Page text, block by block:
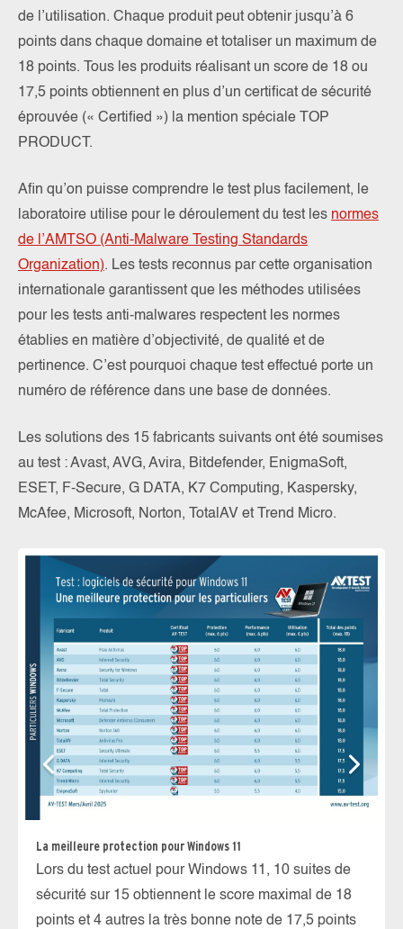
de l’utilisation. Chaque produit peut obtenir jusqu’à 6
points dans chaque domaine et totaliser un maximum de
18 points. Tous les produits réalisant un score de 18 ou
17,5 points obtiennent en plus d’un certificat de sécurité
éprouvée (« Certified ») la mention spéciale TOP
PRODUCT.
Afin qu’on puisse comprendre le test plus facilement, le
laboratoire utilise pour le déroulement du test les normes
de l’AMTSO (Anti-Malware Testing Standards
Organization). Les tests reconnus par cette organisation
internationale garantissent que les méthodes utilisées
pour les tests anti-malwares respectent les normes
établies en matière d’objectivité, de qualité et de
pertinence. C’est pourquoi chaque test effectué porte un
numéro de référence dans une base de données.
Les solutions des 15 fabricants suivants ont été soumises
au test : Avast, AVG, Avira, Bitdefender, EnigmaSoft,
ESET, F-Secure, G DATA, K7 Computing, Kaspersky,
McAfee, Microsoft, Norton, TotalAV et Trend Micro.
La meilleure protection pour Windows 11
Lors du test actuel pour Windows 11, 10 suites de
sécurité sur 15 obtiennent le score maximal de 18
points et 4 autres la très bonne note de 17,5 points